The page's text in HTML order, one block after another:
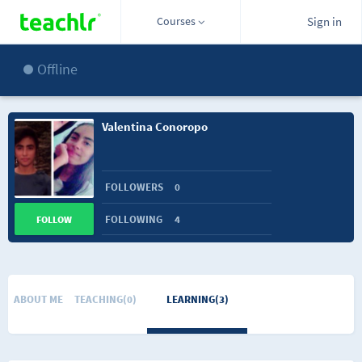
Courses Sign in
Offline
Valentina Conoropo
FOLLOWERS 0
FOLLOWING 4
FOLLOW
ABOUT ME TEACHING(0) LEARNING(3)